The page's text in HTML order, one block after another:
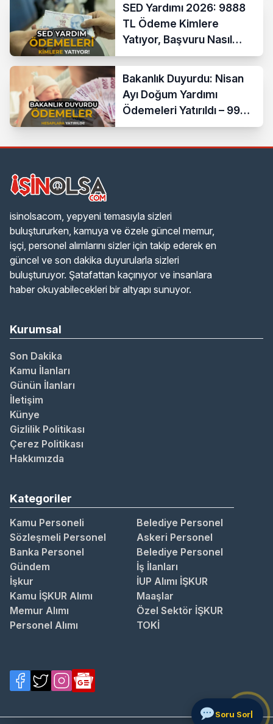
SED Yardımı 2026: 9888
TL Ödeme Kimlere
Yatıyor, Başvuru Nasıl
Yapılır?
Bakanlık Duyurdu: Nisan
Ayı Doğum Yardımı
Ödemeleri Yatırıldı – 990
Bin Anneye 15,9 Milyar
isinolsacom, yepyeni temasıyla sizleri
buluştururken, kamuya ve özele güncel memur,
işçi, personel alımlarını sizler için takip ederek en
güncel ve son dakika duyurularla sizleri
buluşturuyor. Şatafattan kaçınıyor ve insanlara
haber okuyabilecekleri bir altyapı sunuyor.
Kurumsal
Son Dakika
Kamu İlanları
Günün İlanları
İletişim
Künye
Gizlilik Politikası
Çerez Politikası
Hakkımızda
Kategoriler
Kamu Personeli
Belediye Personel
Sözleşmeli Personel
Askeri Personel
Banka Personel
Belediye Personel
Gündem
İş İlanları
İşkur
İUP Alımı İŞKUR
Kamu İŞKUR Alımı
Maaşlar
Memur Alımı
Özel Sektör İŞKUR
Personel Alımı
TOKİ